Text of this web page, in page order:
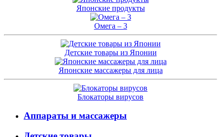
Японские продукты
Омега – 3
Детские товары из Японии
Японские массажеры для лица
Блокаторы вирусов
Аппараты и массажеры